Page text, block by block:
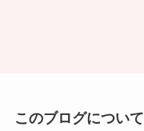
このブログについて